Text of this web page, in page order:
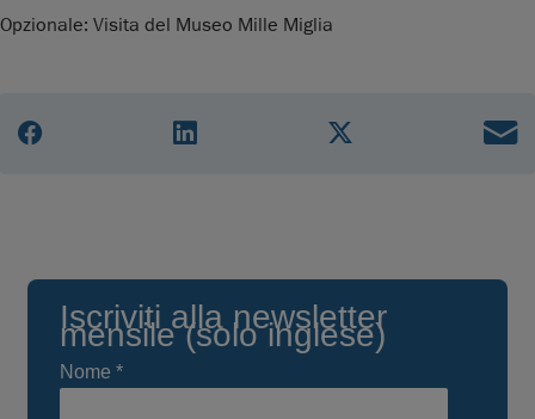
Opzionale: Visita del Museo Mille Miglia